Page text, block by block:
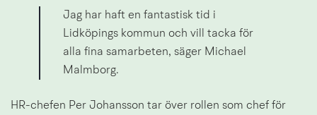
Jag har haft en fantastisk tid i
Lidköpings kommun och vill tacka för
alla fina samarbeten, säger Michael
Malmborg.
HR-chefen Per Johansson tar över rollen som chef för